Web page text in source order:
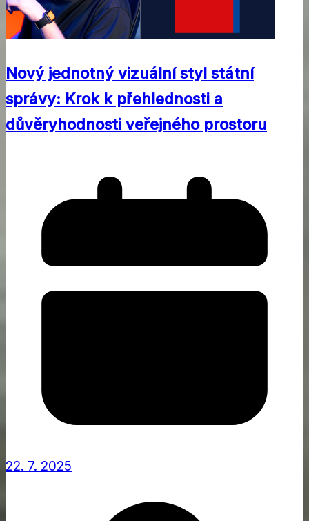
Nový jednotný vizuální styl státní
správy: Krok k přehlednosti a
důvěryhodnosti veřejného prostoru
22. 7. 2025